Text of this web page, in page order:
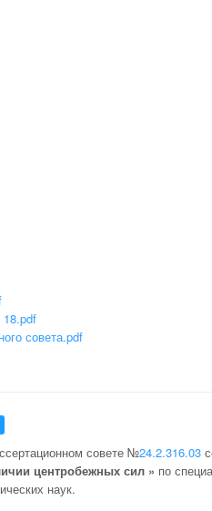
совета.pdf
совете №24.2.316.03
центробежных сил » по
наук.